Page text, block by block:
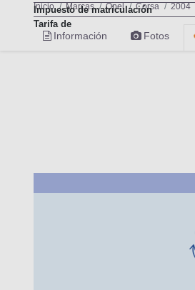
IVA
Impuesto de matriculación
Tarifa de